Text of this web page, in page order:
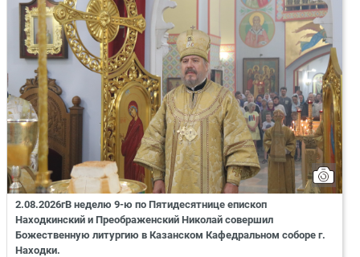
2.08.2026гВ неделю 9-ю по Пятидесятнице епископ
Находкинский и Преображенский Николай совершил
Божественную литургию в Казанском Кафедральном соборе г.
Находки.